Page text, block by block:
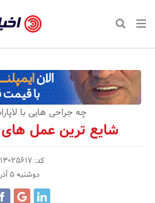
بازگشت
صفحه نخست پایگاه خبری
اقتصادی
اجتماعی چه جراحی هایی با
شایع ترین عمل های
کد: 140309048213025617
دوشنبه 5 آذر 03، 23:32